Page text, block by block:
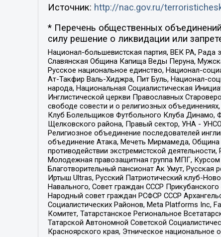
Источник: http://nac.gov.ru/
* Перечень общественных
силу решение о ликвидации или
Национал-большевистская партия, ВЕК РА,
Славянская Община Капища Веды Перуна,
Русское национальное единство, Национал-
Ат-Такфир Валь-Хиджра, Пит Буль, Национал-
народа, Национальная Социалистическая
Инглистической церкви Православных
свободе совести и о религиозных
Клуб Болельщиков Футбольного Клуба Динамо,
Щелковского района, Правый сектор, УНА -
Религиозное объединение последователей
объединение Атака, Мечеть Мирмамеда, Община
противодействии экстремистской
Молодежная правозащитная группа МПГ,
Благотворительный пансионат Ак Умут,
Иртыш Ultras, Русский Патриотический клуб-
Навального, Совет граждан СССР
Народный совет граждан РСФСР СССР
Социалистических Районов, Meta Platforms Inc,
Комитет, Татарстанское Региональное
Татарской Автономной Советской
Красноярского края, Этническое